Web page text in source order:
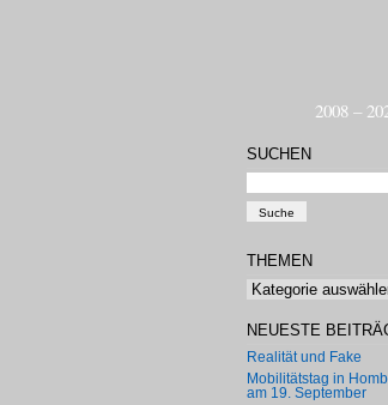
2008 –
SUCHEN
THEMEN
Themen
NEUESTE
Realität und Fake
Mobilitätstag in
am 19. September